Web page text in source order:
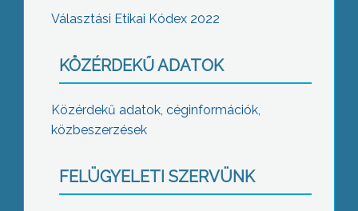
Választási Etikai Kódex 2022
KÖZÉRDEKŰ ADATOK
Közérdekű adatok, céginformációk,
közbeszerzések
FELÜGYELETI SZERVÜNK